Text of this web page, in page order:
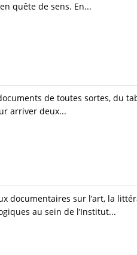
quête de sens. En...
de toutes sortes, du
arriver deux...
documentaires sur l’art, la
au sein de l’Institut...